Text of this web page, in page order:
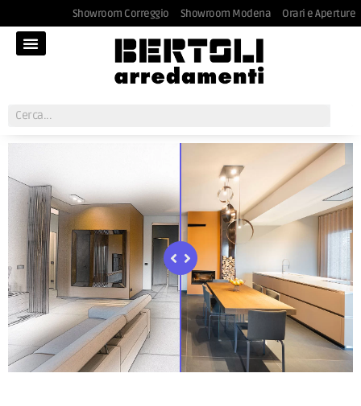
Showroom Correggio Showroom Modena Orari e Aperture